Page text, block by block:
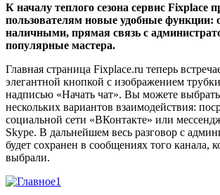
К началу теплого сезона сервис Fixplace
пользователям новые удобные функции:
наличными, прямая связь с
популярные мастера.
Главная страница Fixplace.ru теперь
элегантной кнопкой с изображением
надписью «Начать чат». Вы можете
нескольких вариантов взаимодействия:
социальной сети «ВКонтакте» или
Skype. В дальнейшем весь разговор с
будет сохранен в сообщениях того канала,
выбрали.